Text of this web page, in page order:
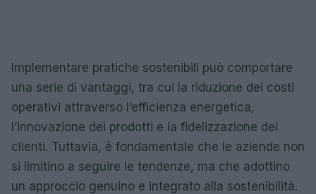
Implementare pratiche sostenibili può comportare
una serie di vantaggi, tra cui la riduzione dei costi
operativi attraverso l’efficienza energetica,
l’innovazione dei prodotti e la fidelizzazione dei
clienti. Tuttavia, è fondamentale che le aziende non
si limitino a seguire le tendenze, ma che adottino
un approccio genuino e integrato alla sostenibilità.